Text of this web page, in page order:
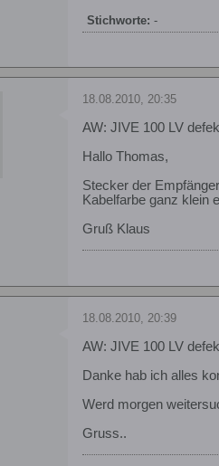
Stichworte: -
18.08.2010, 20:35
AW: JIVE 100 LV
Hallo Thomas,
Stecker der
Kabelfarbe ganz klein
Gruß Klaus
18.08.2010, 20:39
AW: JIVE 100 LV
Danke hab ich alles
Werd morgen
Gruss..